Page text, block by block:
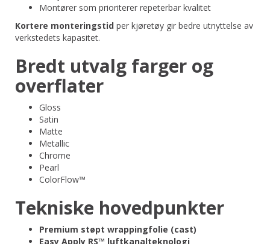
Montører som prioriterer repeterbar kvalitet
Kortere monteringstid per kjøretøy gir bedre utnyttelse av
verkstedets kapasitet.
Bredt utvalg farger og
overflater
Gloss
Satin
Matte
Metallic
Chrome
Pearl
ColorFlow™
Tekniske hovedpunkter
Premium støpt wrappingfolie (cast)
Easy Apply RS™ luftkanalteknologi